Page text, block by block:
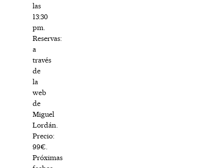
las
13:30
pm.
Reservas:
a
través
de
la
web
de
Miguel
Lordán.
Precio:
99€.
Próximas